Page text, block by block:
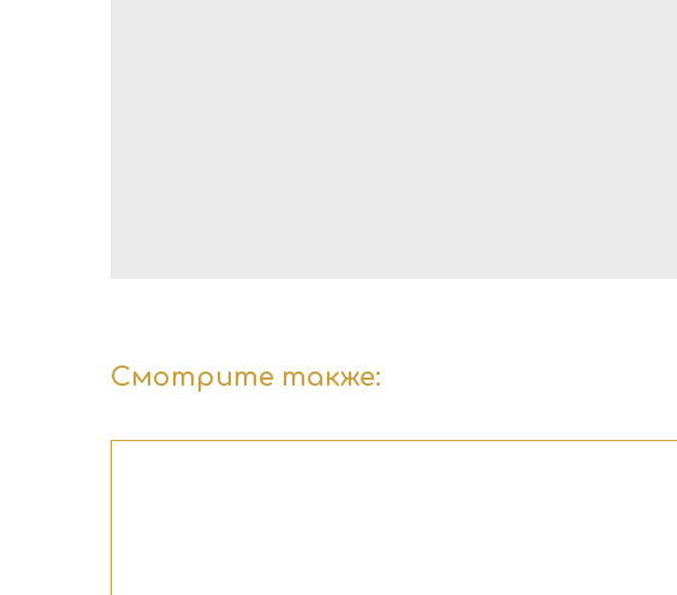
Смотрите также: